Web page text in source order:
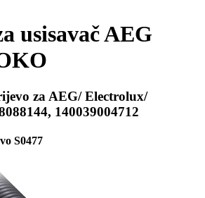
usisavačAEG
za AEG/ Electrolux/
140039004712
S0477